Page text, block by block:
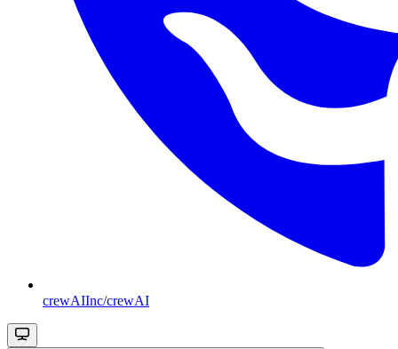
crewAIInc/crewAI